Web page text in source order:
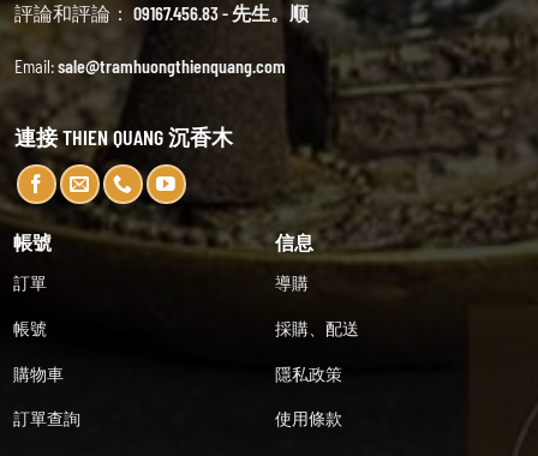
評論和評論： 09167.456.83 - 先生。顺
Email:sale@tramhuongthienquang.com
連接 THIEN QUANG 沉香木
帳號
訂單
帳號
購物車
訂單查詢
信息
導購
採購、配送
隱私政策
使用條款